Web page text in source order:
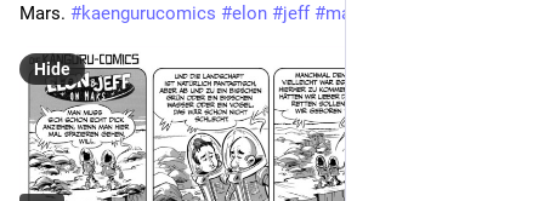
Mars. #kaengurucomics #elon #jeff #mars
Hide